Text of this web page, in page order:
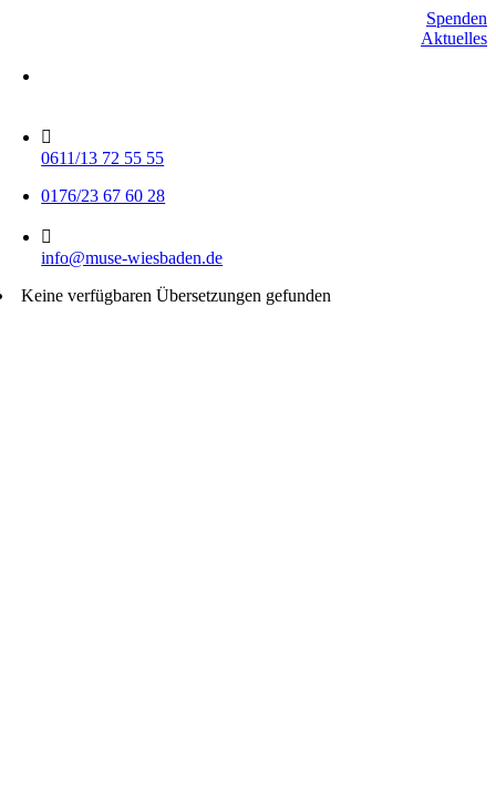
Spenden
Aktuelles
0611/13 72 55 55
0176/23 67 60 28
info@muse-wiesbaden.de
Keine verfügbaren Übersetzungen gefunden